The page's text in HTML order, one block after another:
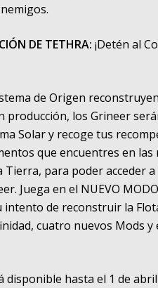
DE TETHRA: ¡Detén al
de Origen
producción, los Grineer
Solar y recoge tus
que encuentres en
para poder acceder a
Juega en el NUEVO MODO
de reconstruir la
cuatro nuevos Mods y
disponible hasta el 1 de abril